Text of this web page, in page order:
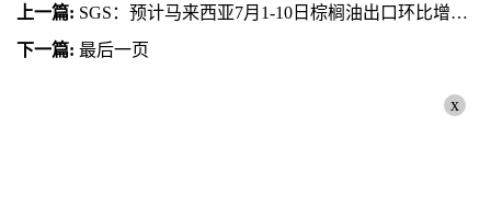
上一篇: SGS：预计马来西亚7月1-10日棕榈油出口环比增加17.18%
下一篇: 最后一页
x